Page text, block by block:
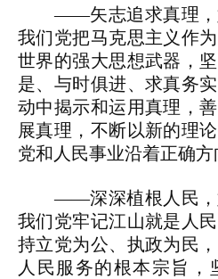
——矢志追求真理，始
我们党把马克思主义作
世界的强大思想武器，
是、与时俱进、求真务
动中揭示和运用真理，
展真理，不断以新的理
党和人民事业沿着正确方
——深深植根人民，始
我们党牢记江山就是人
持立党为公、执政为民
人民服务的根本宗旨，